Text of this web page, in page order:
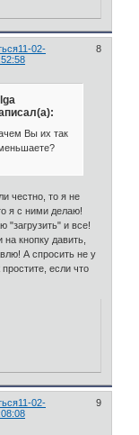
8
11-02-
Вы их так
честно, то я не
я с ними делаю!
"загрузить" и все!
на кнопку давить,
А спросить не у
простите, если что
9
11-02-